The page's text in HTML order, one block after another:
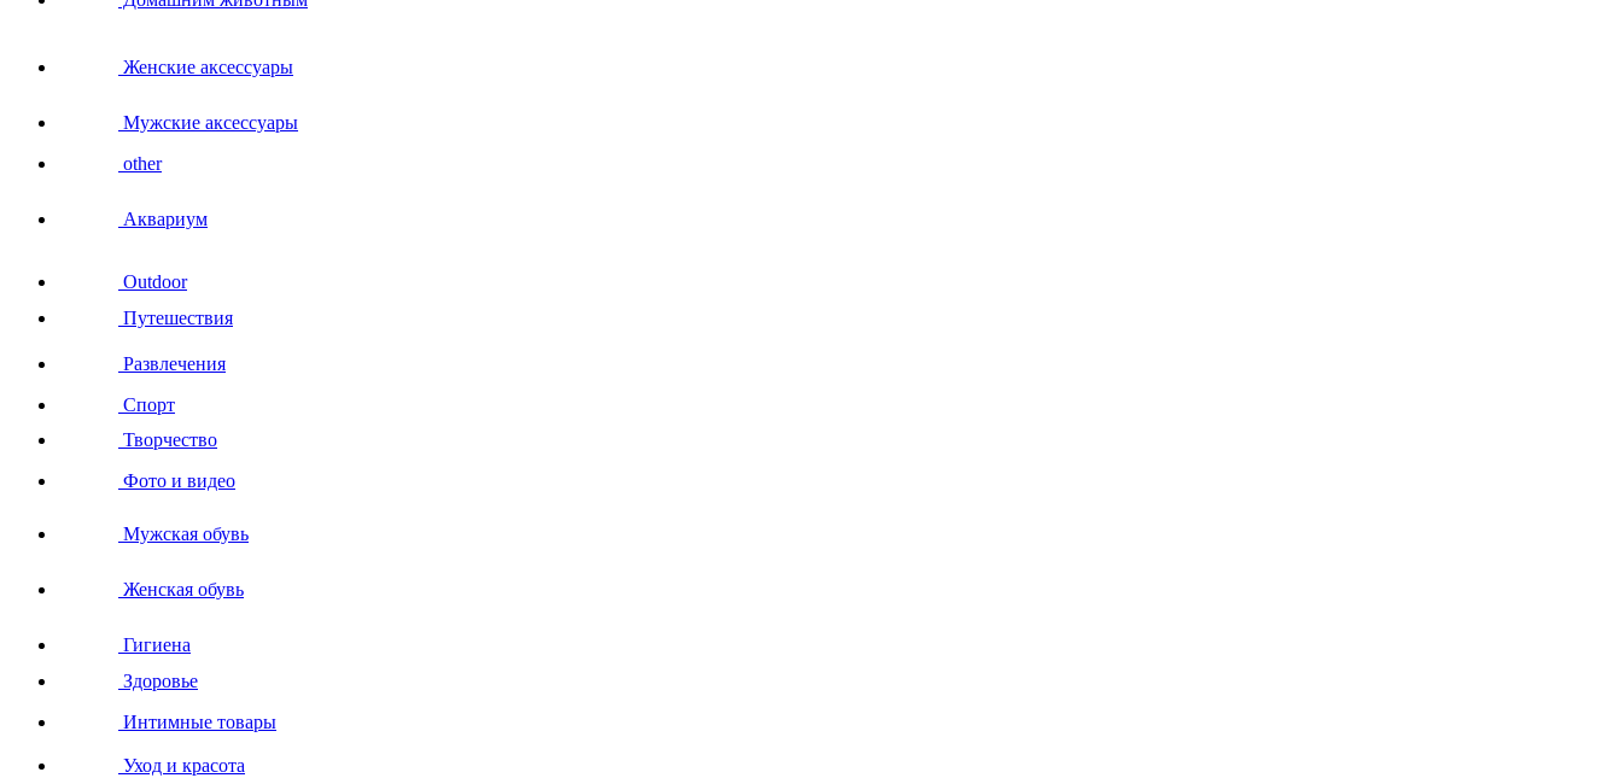
Женские аксессуары
Мужские аксессуары
other
Аквариум
Outdoor
Путешествия
Развлечения
Спорт
Творчество
Фото и видео
Мужская обувь
Женская обувь
Гигиена
Здоровье
Интимные товары
Уход и красота